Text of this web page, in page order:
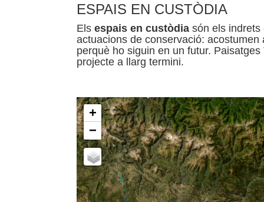
ESPAIS EN CUSTÒDIA
Els espais en custòdia són els indrets
actuacions de conservació:
perquè ho siguin en un futur.
projecte a llarg termini.
+
−